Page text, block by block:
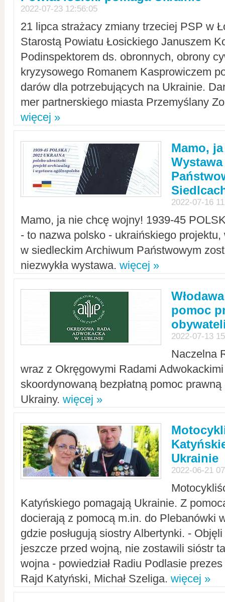
2022-07-23 12:56:05
21 lipca strażacy zmiany trzeciej PSP w
Starostą Powiatu Łosickiego Januszem
Podinspektorem ds. obronnych, obrony
kryzysowego Romanem Kasprowiczem
darów dla potrzebujących na Ukrainie.
mer partnerskiego miasta Przemyślany
więcej »
Mamo,
2022-07-16
Mamo, ja nie chcę wojny! 1939-45
- to nazwa polsko - ukraińskiego
w siedleckim Archiwum Państwowym
niezwykła wystawa. więcej »
pomoc
2022-07-13
Naczelna
wraz z Okręgowymi Radami Adwokackimi
skoordynowaną bezpłatną pomoc
Ukrainy. więcej »
Ukrainie
2022-06-21
Katyńskiego pomagają Ukrainie. Z
docierają z pomocą m.in. do Plebanówki
gdzie posługują siostry Albertynki. -
jeszcze przed wojną, nie zostawili sióstr
wojna - powiedział Radiu Podlasie
Rajd Katyński, Michał Szeliga. więcej »